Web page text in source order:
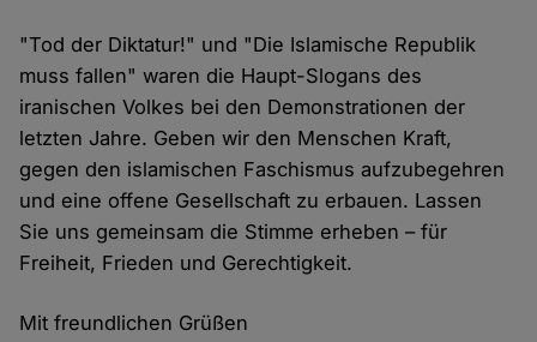
"Tod der Diktatur!" und "Die Islamische Republik
muss fallen" waren die Haupt-Slogans des
iranischen Volkes bei den Demonstrationen der
letzten Jahre. Geben wir den Menschen Kraft,
gegen den islamischen Faschismus aufzubegehren
und eine offene Gesellschaft zu erbauen. Lassen
Sie uns gemeinsam die Stimme erheben – für
Freiheit, Frieden und Gerechtigkeit.
Mit freundlichen Grüßen